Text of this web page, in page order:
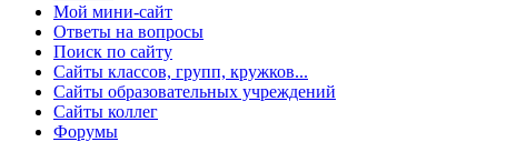
Мой мини-сайт
Ответы на вопросы
Поиск по сайту
Сайты классов, групп, кружков...
Сайты образовательных учреждений
Сайты коллег
Форумы